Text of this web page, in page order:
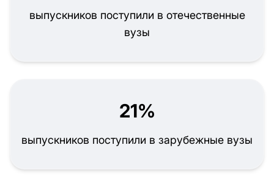
выпускников поступили в отечественные
вузы
21%
выпускников поступили в зарубежные вузы